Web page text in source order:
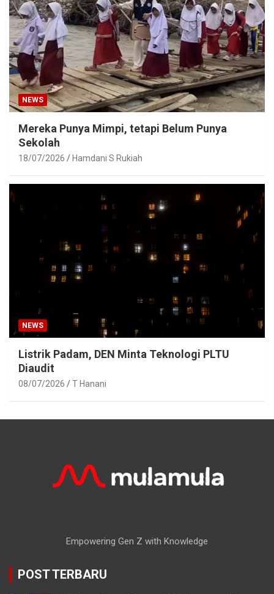
NEWS
Mereka Punya Mimpi, tetapi Belum Punya
Sekolah
18/07/2026 Hamdani S Rukiah
NEWS
Listrik Padam, DEN Minta Teknologi PLTU
Diaudit
08/07/2026 T Hanani
Empowering Gen Z with Knowledge
POST TERBARU